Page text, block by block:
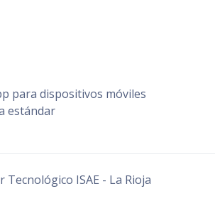
para dispositivos móviles
estándar
Tecnológico ISAE - La Rioja